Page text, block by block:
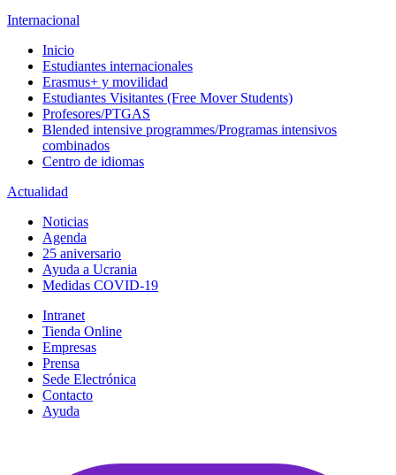
Internacional
Inicio
Estudiantes internacionales
Erasmus+ y movilidad
Estudiantes Visitantes (Free Mover Students)
Profesores/PTGAS
Blended intensive programmes/Programas intensivos
combinados
Centro de idiomas
Actualidad
Noticias
Agenda
25 aniversario
Ayuda a Ucrania
Medidas COVID-19
Intranet
Tienda Online
Empresas
Prensa
Sede Electrónica
Contacto
Ayuda